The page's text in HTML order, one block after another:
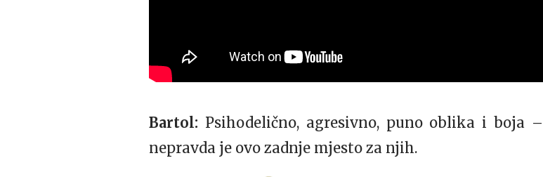
Bartol: Psihodelično, agresivno, puno oblika i boja
nepravda je ovo zadnje mjesto za njih.